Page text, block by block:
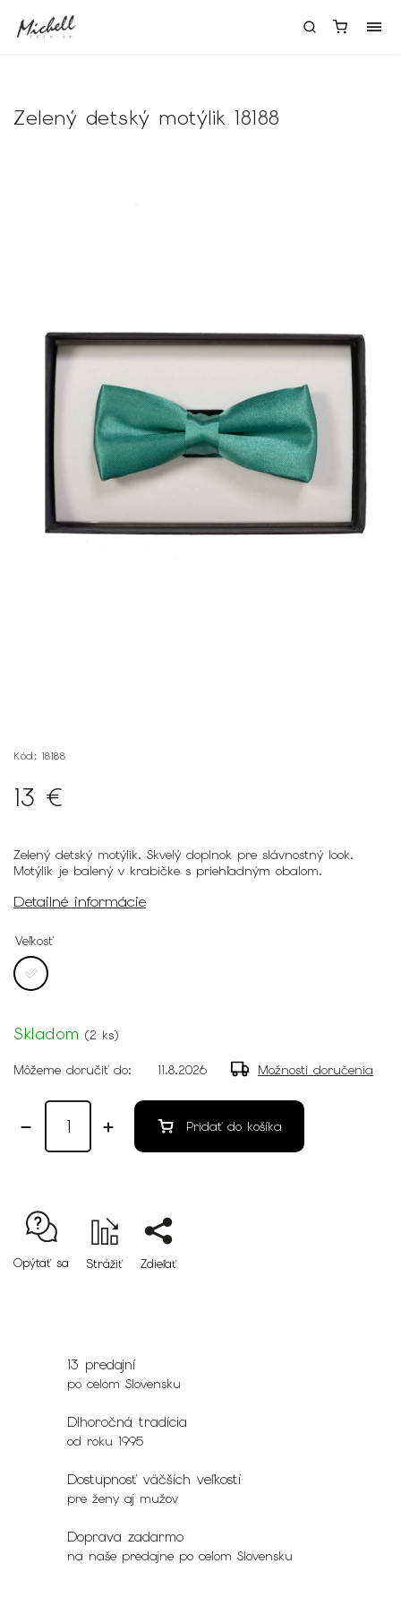
Zelený detský motýlik 18188
Kód: 18188
13 €
Zelený detský motýlik. Skvelý doplnok pre slávnostný look.
Motýlik je balený v krabičke s priehľadným obalom.
Detailné informácie
Veľkosť
Skladom (2 ks)
Môžeme doručiť do: 11.8.2026 Možnosti doručenia
Pridať do košíka
Opýtať sa Strážiť Zdieľať
13 predajní
po celom Slovensku
Dlhoročná tradícia
od roku 1995
Dostupnosť väčších veľkostí
pre ženy aj mužov
Doprava zadarmo
na naše predajne po celom Slovensku